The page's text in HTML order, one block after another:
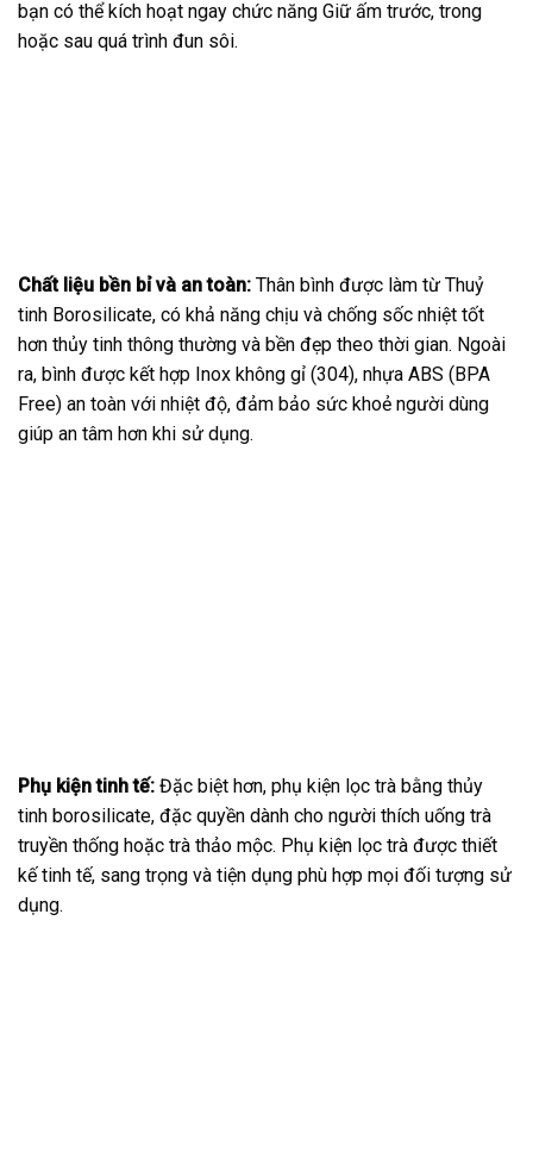
bạn có thể kích hoạt ngay chức năng Giữ ấm trước, trong
hoặc sau quá trình đun sôi.
Chất liệu bền bỉ và an toàn: Thân bình được làm từ Thuỷ
tinh Borosilicate, có khả năng chịu và chống sốc nhiệt tốt
hơn thủy tinh thông thường và bền đẹp theo thời gian. Ngoài
ra, bình được kết hợp Inox không gỉ (304), nhựa ABS (BPA
Free) an toàn với nhiệt độ, đảm bảo sức khoẻ người dùng
giúp an tâm hơn khi sử dụng.
Phụ kiện tinh tế: Đặc biệt hơn, phụ kiện lọc trà bằng thủy
tinh borosilicate, đặc quyền dành cho người thích uống trà
truyền thống hoặc trà thảo mộc. Phụ kiện lọc trà được thiết
kế tinh tế, sang trọng và tiện dụng phù hợp mọi đối tượng sử
dụng.